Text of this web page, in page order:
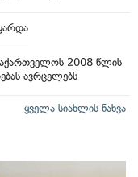
2008 წლის
ავრცელებს
ყველა სიახლის ნახვა